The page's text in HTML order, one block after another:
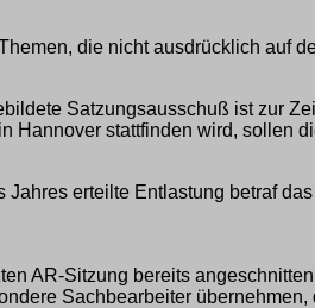
die nicht ausdrücklich auf
Satzungsausschuß ist zur
Hannover stattfinden wird, sollen
Jahres erteilte Entlastung betraf
AR-Sitzung bereits
Sachbearbeiter